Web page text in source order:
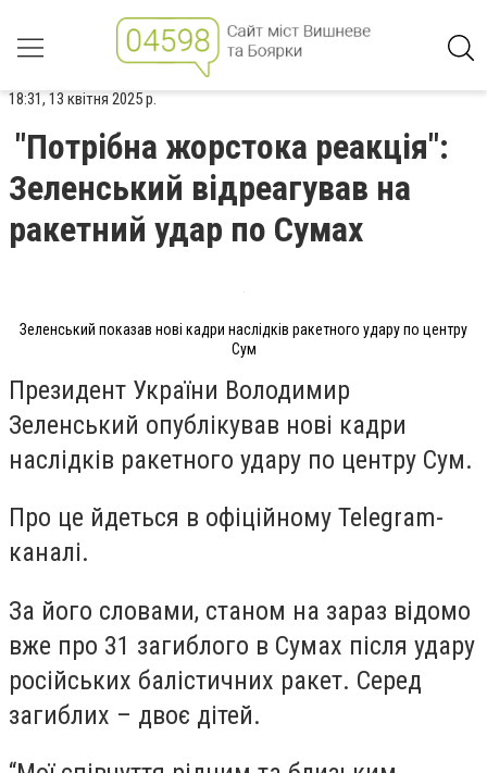
18:31, 13 квітня 2025 р.
"Потрібна жорстока реакція":
Зеленський відреагував на
ракетний удар по Сумах
Зеленський показав нові кадри наслідків ракетного удару по центру
Сум
Президент України Володимир
Зеленський опублікував нові кадри
наслідків ракетного удару по центру Сум.
Про це йдеться в офіційному Telegram-
каналі.
За його словами, станом на зараз відомо
вже про 31 загиблого в Сумах після удару
російських балістичних ракет. Серед
загиблих – двоє дітей.